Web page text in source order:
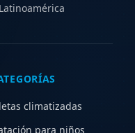
climatizadas
para niños